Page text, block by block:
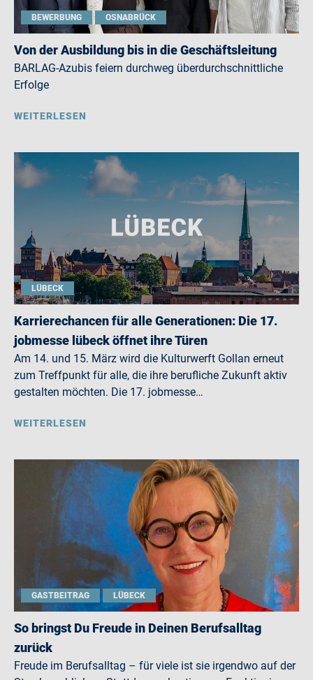
BEWERBUNG OSNABRÜCK
Von der Ausbildung bis in die Geschäftsleitung
BARLAG-Azubis feiern durchweg überdurchschnittliche
Erfolge
WEITERLESEN
LÜBECK
Karrierechancen für alle Generationen: Die 17.
jobmesse lübeck öffnet ihre Türen
Am 14. und 15. März wird die Kulturwerft Gollan erneut
zum Treffpunkt für alle, die ihre berufliche Zukunft aktiv
gestalten möchten. Die 17. jobmesse…
WEITERLESEN
GASTBEITRAG LÜBECK
So bringst Du Freude in Deinen Berufsalltag
zurück
Freude im Berufsalltag – für viele ist sie irgendwo auf der